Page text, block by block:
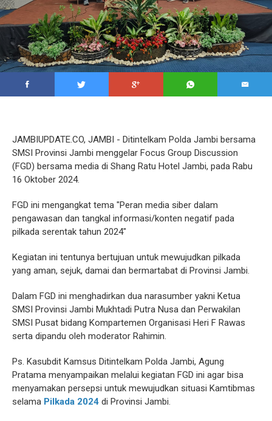
JAMBIUPDATE.CO, JAMBI - Ditintelkam Polda Jambi bersama
SMSI Provinsi Jambi menggelar Focus Group Discussion
(FGD) bersama media di Shang Ratu Hotel Jambi, pada Rabu
16 Oktober 2024.
FGD ini mengangkat tema "Peran media siber dalam
pengawasan dan tangkal informasi/konten negatif pada
pilkada serentak tahun 2024"
Kegiatan ini tentunya bertujuan untuk mewujudkan pilkada
yang aman, sejuk, damai dan bermartabat di Provinsi Jambi.
Dalam FGD ini menghadirkan dua narasumber yakni Ketua
SMSI Provinsi Jambi Mukhtadi Putra Nusa dan Perwakilan
SMSI Pusat bidang Kompartemen Organisasi Heri F Rawas
serta dipandu oleh moderator Rahimin.
Ps. Kasubdit Kamsus Ditintelkam Polda Jambi, Agung
Pratama menyampaikan melalui kegiatan FGD ini agar bisa
menyamakan persepsi untuk mewujudkan situasi Kamtibmas
selama Pilkada 2024 di Provinsi Jambi.